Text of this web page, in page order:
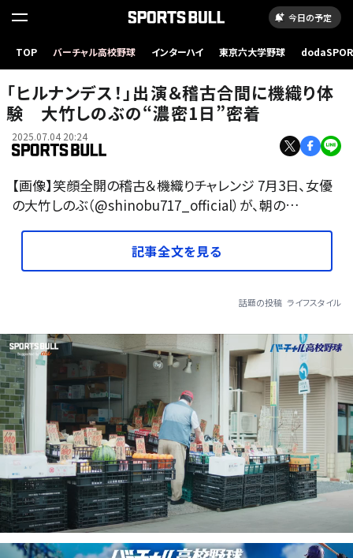
今日の予定
TOP バーチャル高校野球 インターハイ 東京六大学野球
「ヒルナンデス！」出演＆稽古合間に機織り体
験 大竹しのぶの“濃密1日”密着
2025.07.04 20:24
【画像】笑顔全開の稽古＆機織りチャレンジ 7月3日、女優
の大竹しのぶ（@shinobu717_official）が、朝の…
記事全文を見る
話題の投稿 ライフスタイル